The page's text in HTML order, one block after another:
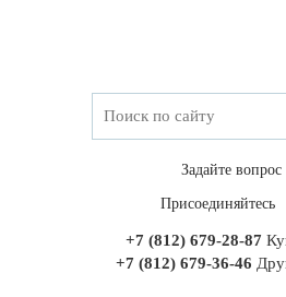
Задайте вопрос
Присоединяйтесь
+7 (812) 679-28-87
+7 (812) 679-36-46